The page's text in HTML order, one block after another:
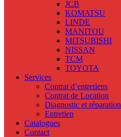
JCB
KOMATSU
LINDE
MANITOU
MITSUBISHI
NISSAN
TCM
TOYOTA
Services
Contrat d’entretiens
Contrat de Location
Diagnostic et réparation
Entretien
Catalogues
Contact